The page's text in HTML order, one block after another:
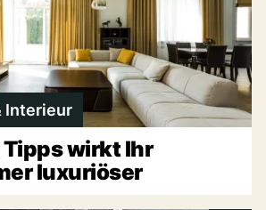
Interieur
wirkt Ihr
luxuriöser